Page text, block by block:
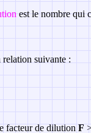
est le nombre qui
suivante :
facteur de dilution F